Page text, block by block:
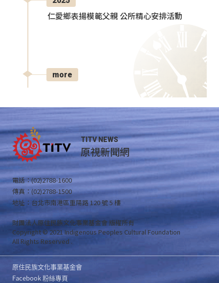
仁愛鄉表揚模範父親 公所精心安排活動
more
TITV NEWS
原視新聞網
電話：(02)2788-1600
傳真：(02)2788-1500
地址：台北市南港區重陽路 120 號 5 樓
財團法人原住民族文化事業基金會 版權所有
Copyright © 2021 Indigenous Peoples Cultural Foundation
All Rights Reserved .
原住民族文化事業基金會
Facebook 粉絲專頁